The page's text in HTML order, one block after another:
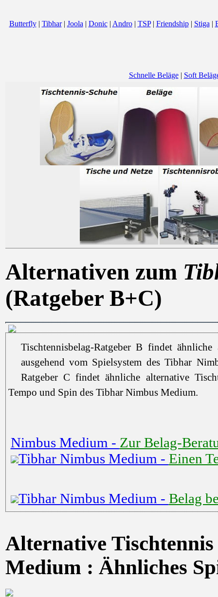
Butterfly| Tibhar| Joola | Donic| Andro| TSP| Friendship| Stiga |
Schnelle Beläge| Soft
Alternativen zum
(Ratgeber B+C)
Tischtennisbelag-Ratgeber B findet
ausgehend vom Spielsystem des Tibhar
Ratgeber C findet ähnliche alternative
Tempo und Spin des Tibhar Nimbus Medium.
Nimbus Medium - Zur Belag-
Tibhar Nimbus Medium - Einen
Tibhar Nimbus Medium - Belag
Alternative
Medium : Ähnliches